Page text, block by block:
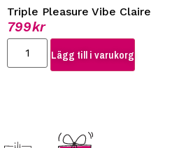
Triple Pleasure Vibe Claire
799kr
Lägg till i varukorg